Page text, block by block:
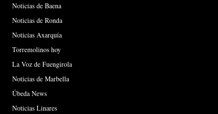
Noticias de Baena
Noticias de Ronda
Noticias Axarquía
Torremolinos hoy
La Voz de Fuengirola
Noticias de Marbella
Úbeda News
Noticias Linares